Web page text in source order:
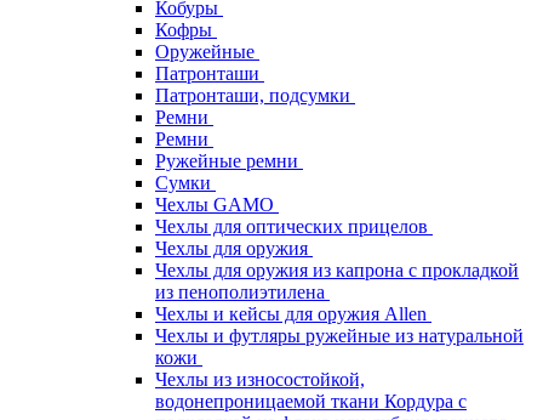
Кобуры
Кофры
Оружейные
Патронташи
Патронташи, подсумки
Ремни
Ремни
Ружейные ремни
Сумки
Чехлы GAMO
Чехлы для оптических прицелов
Чехлы для оружия
Чехлы для оружия из капрона с прокладкой
из пенополиэтилена
Чехлы и кейсы для оружия Allen
Чехлы и футляры ружейные из натуральной
кожи
Чехлы из износостойкой,
водонепроницаемой ткани Кордура с